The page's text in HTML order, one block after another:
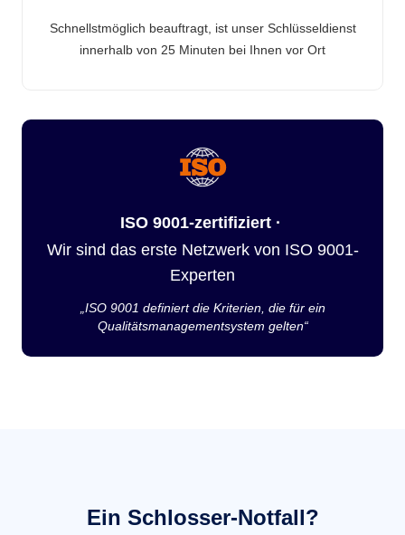
Schnellstmöglich beauftragt, ist unser Schlüsseldienst
innerhalb von 25 Minuten bei Ihnen vor Ort
ISO 9001-zertifiziert ·
Wir sind das erste Netzwerk von ISO 9001-
Experten
„ISO 9001 definiert die Kriterien, die für ein
Qualitätsmanagementsystem gelten“
Ein Schlosser-Notfall?